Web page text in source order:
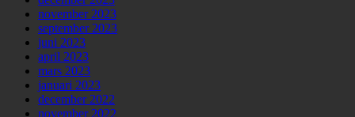
november 2023
september 2023
juni 2023
april 2023
mars 2023
januari 2023
december 2022
november 2022